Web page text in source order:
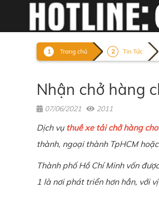
Trang chủ Tin Tức
Nhận chở hàng
07/06/2021 2011
Dịch vụ thuê xe tải chở hàng
thành, ngoại thành TpHCM
Thành phố Hồ Chí Minh vốn
1 là nơi phát triển hơn hẳn, với